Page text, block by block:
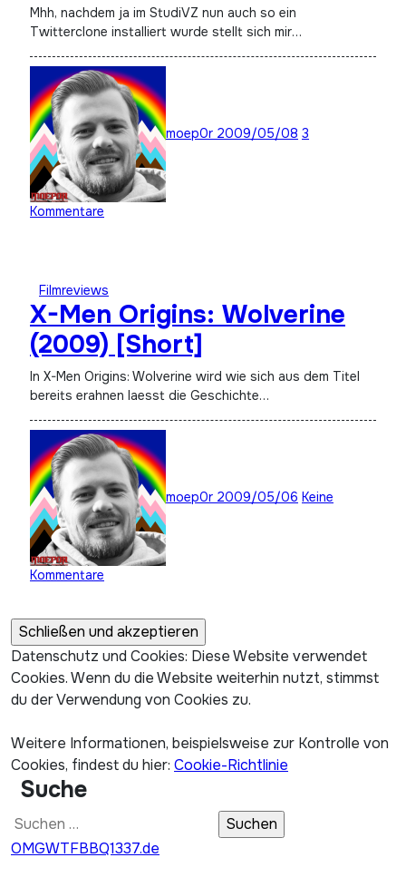
Mhh, nachdem ja im StudiVZ nun auch so ein
Twitterclone installiert wurde stellt sich mir…
moep0r 2009/05/08 3
Kommentare
Filmreviews
X-Men Origins: Wolverine
(2009) [Short]
In X-Men Origins: Wolverine wird wie sich aus dem Titel
bereits erahnen laesst die Geschichte…
moep0r 2009/05/06 Keine
Kommentare
Datenschutz und Cookies: Diese Website verwendet
Cookies. Wenn du die Website weiterhin nutzt, stimmst
du der Verwendung von Cookies zu.
Weitere Informationen, beispielsweise zur Kontrolle von
Cookies, findest du hier: Cookie-Richtlinie
Suche
Suchen
nach:
OMGWTFBBQ1337.de